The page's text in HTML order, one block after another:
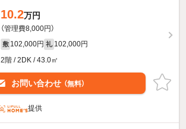
10.2万円
（管理費8,000円）
敷 102,000円 礼 102,000円
2階 / 2DK / 43.0㎡
お問い合わせ （無料）
提供